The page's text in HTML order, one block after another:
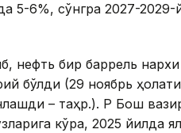
5-6%, сўнгра 2027-2029-
нефть бир баррель
бўлди (29 ноябрь
– таҳр.). ҚР Бош
кўра, 2025 йилда